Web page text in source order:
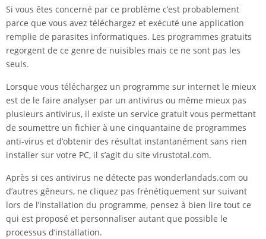
Si vous êtes concerné par ce problème c’est probablement
parce que vous avez téléchargez et exécuté une application
remplie de parasites informatiques. Les programmes gratuits
regorgent de ce genre de nuisibles mais ce ne sont pas les
seuls.
Lorsque vous téléchargez un programme sur internet le mieux
est de le faire analyser par un antivirus ou même mieux pas
plusieurs antivirus, il existe un service gratuit vous permettant
de soumettre un fichier à une cinquantaine de programmes
anti-virus et d’obtenir des résultat instantanément sans rien
installer sur votre PC, il s’agit du site virustotal.com.
Après si ces antivirus ne détecte pas wonderlandads.com ou
d’autres gêneurs, ne cliquez pas frénétiquement sur suivant
lors de l’installation du programme, pensez à bien lire tout ce
qui est proposé et personnaliser autant que possible le
processus d’installation.